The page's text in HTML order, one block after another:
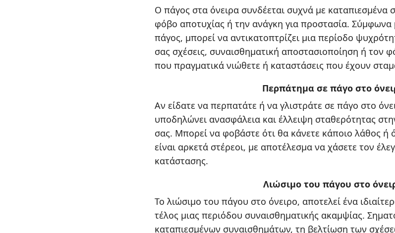
Ο πάγος στα όνειρα συνδέεται συχνά με καταπιεσμένα
φόβο αποτυχίας ή την ανάγκη για προστασία. Σύμφωνα
πάγος, μπορεί να αντικατοπτρίζει μια περίοδο
σας σχέσεις, συναισθηματική αποστασιοποίηση ή τον
που πραγματικά νιώθετε ή καταστάσεις που έχουν
Περπάτημα σε πάγο στο
Αν είδατε να περπατάτε ή να γλιστράτε σε πάγο στο
υποδηλώνει ανασφάλεια και έλλειψη σταθερότητας
σας. Μπορεί να φοβάστε ότι θα κάνετε κάποιο λάθος ή
είναι αρκετά στέρεοι, με αποτέλεσμα να χάσετε τον
κατάστασης.
Λιώσιμο του πάγου στο
Το λιώσιμο του πάγου στο όνειρο, αποτελεί ένα
τέλος μιας περιόδου συναισθηματικής ακαμψίας.
καταπιεσμένων συναισθημάτων, τη βελτίωση των